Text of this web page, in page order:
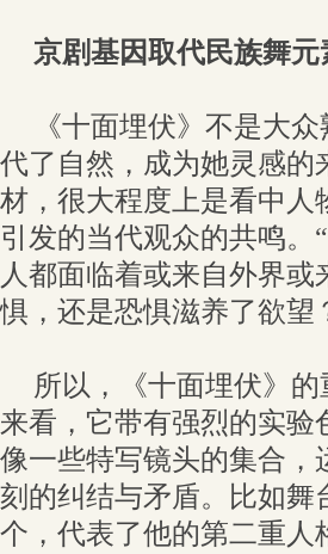
京剧基因取代民族舞元
《十面埋伏》不是大
代了自然，成为她灵感的
材，很大程度上是看中人
引发的当代观众的共鸣
人都面临着或来自外界
惧，还是恐惧滋养了欲望
所以，《十面埋伏》
来看，它带有强烈的实
像一些特写镜头的集合，
刻的纠结与矛盾。比如舞
个，代表了他的第二重人